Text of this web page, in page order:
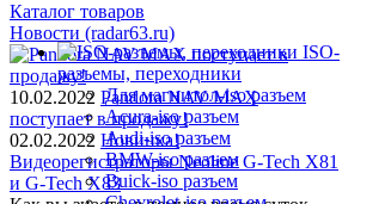
Каталог товаров
ISO-
разъемы, переходники
Для магнитол-iso разъем
Acura-iso разъем
Audi-iso разъем
BMW-iso разъем
Buick-iso разъем
Новости (radar63.ru)
10.02.2022 Pandora NAV MAX
поступает в продажу!
02.02.2022 Новинка!
Видеорегистраторы Neoline G-Tech X81
и G-Tech X83